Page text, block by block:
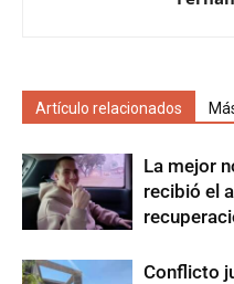
Artículo relacionados
La mejor
recibió el
Conflicto